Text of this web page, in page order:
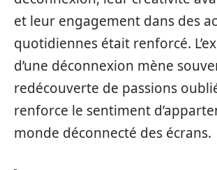
et leur engagement dans des
quotidiennes était renforcé.
d’une déconnexion mène
redécouverte de passions
renforce le sentiment
monde déconnecté des écrans.